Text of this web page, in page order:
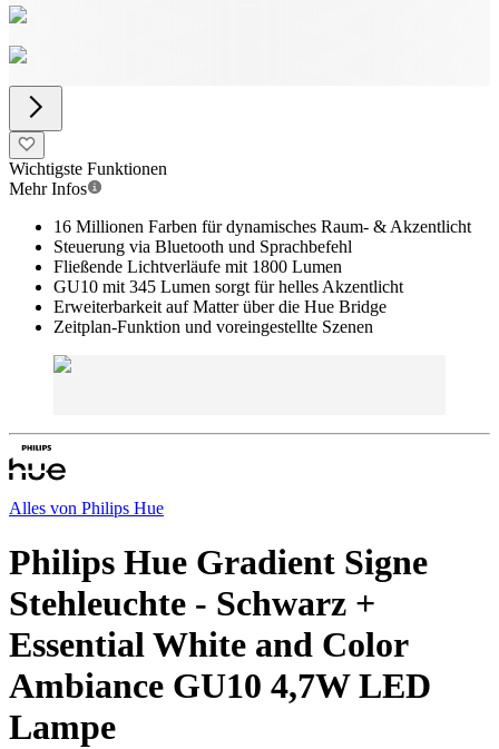
Wichtigste Funktionen
Mehr Infos
16 Millionen Farben für dynamisches Raum- & Akzentlicht
Steuerung via Bluetooth und Sprachbefehl
Fließende Lichtverläufe mit 1800 Lumen
GU10 mit 345 Lumen sorgt für helles Akzentlicht
Erweiterbarkeit auf Matter über die Hue Bridge
Zeitplan-Funktion und voreingestellte Szenen
Alles von Philips Hue
Philips Hue Gradient Signe
Stehleuchte - Schwarz +
Essential White and Color
Ambiance GU10 4,7W LED
Lampe